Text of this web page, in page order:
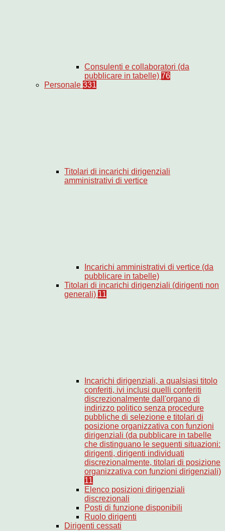
Consulenti e collaboratori (da
pubblicare in tabelle) 76
Personale 331
Titolari di incarichi dirigenziali
amministrativi di vertice
Incarichi amministrativi di vertice (da
pubblicare in tabelle)
Titolari di incarichi dirigenziali (dirigenti non
generali) 11
Incarichi dirigenziali, a qualsiasi titolo
conferiti, ivi inclusi quelli conferiti
discrezionalmente dall'organo di
indirizzo politico senza procedure
pubbliche di selezione e titolari di
posizione organizzativa con funzioni
dirigenziali (da pubblicare in tabelle
che distinguano le seguenti situazioni:
dirigenti, dirigenti individuati
discrezionalmente, titolari di posizione
organizzativa con funzioni dirigenziali)
11
Elenco posizioni dirigenziali
discrezionali
Posti di funzione disponibili
Ruolo dirigenti
Dirigenti cessati